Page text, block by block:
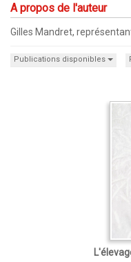
A propos de l'auteur
Gilles Mandret,
Publications disponibles